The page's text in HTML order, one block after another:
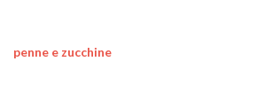
penne e zucchine